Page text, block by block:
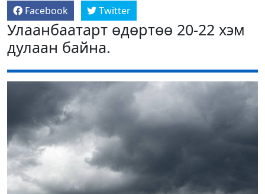
Facebook Twitter
Улаанбаатарт өдөртөө 20-22 хэм
дулаан байна.